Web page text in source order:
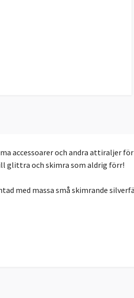
accessoarer och andra attiraljer
glittra och skimra som aldrig förr!
med massa små skimrande